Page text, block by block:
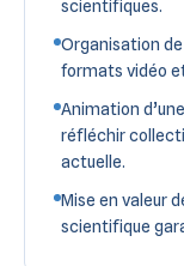
scientifiques.
Organisation
formats vidéo
Animation
réfléchir
actuelle.
Mise en valeur
scientifique